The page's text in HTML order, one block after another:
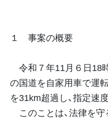
１ 事案の概要
令和７年11月６日18
の国道を自家用車で運
を31km超過し、指定速
このことは、法律を守